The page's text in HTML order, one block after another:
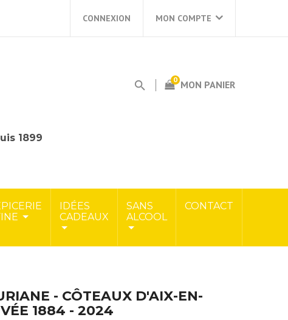
MON COMPTE
CONNEXION
MON PANIER
0
1899
IDÉES
CADEAUX
SANS
ALCOOL
CONTACT
- CÔTEAUX D'AIX-EN-
1884 - 2024